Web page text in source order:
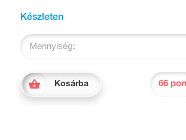
Készleten
Mennyiség:
Kosárba 66